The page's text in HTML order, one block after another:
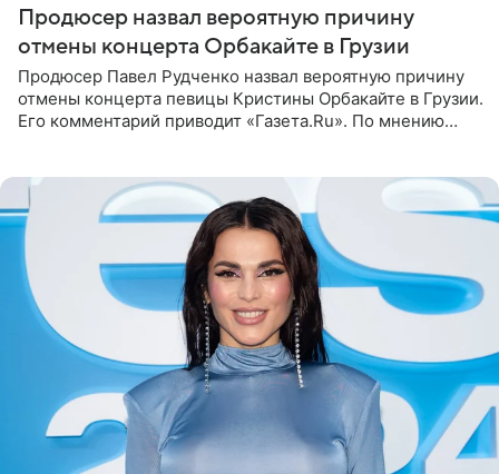
Продюсер назвал вероятную причину
отмены концерта Орбакайте в Грузии
Продюсер Павел Рудченко назвал вероятную причину
отмены концерта певицы Кристины Орбакайте в Грузии.
Его комментарий приводит «Газета.Ru». По мнению